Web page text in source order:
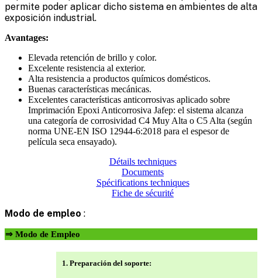
permite poder aplicar dicho sistema en ambientes de alta
exposición industrial.
Avantages:
Elevada retención de brillo y color.
Excelente resistencia al exterior.
Alta resistencia a productos químicos domésticos.
Buenas características mecánicas.
Excelentes características anticorrosivas aplicado sobre
Imprimación Epoxi Anticorrosiva Jafep: el sistema alcanza
una categoría de corrosividad C4 Muy Alta o C5 Alta (según
norma UNE-EN ISO 12944-6:2018 para el espesor de
película seca ensayado).
Détails techniques
Documents
Spécifications techniques
Fiche de sécurité
Modo de empleo :
⇒ Modo de Empleo
1. Preparación del soporte: